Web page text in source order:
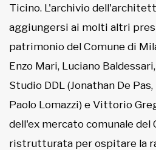
Ticino. L'archivio
aggiungersi ai molti altri
patrimonio del Comune di
Enzo Mari, Luciano
Studio DDL (Jonathan De
Paolo Lomazzi) e Vittorio
dell'ex mercato comunale
ristrutturata per ospitare la